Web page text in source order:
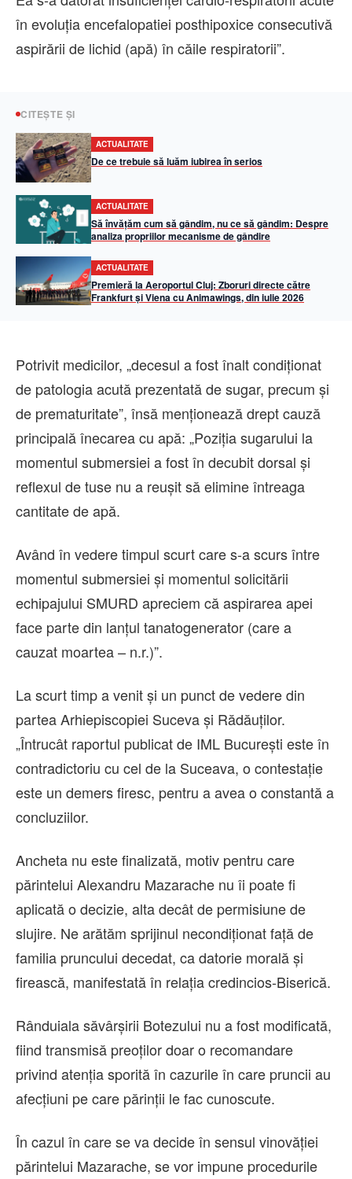
în evoluția encefalopatiei posthipoxice consecutivă
aspirării de lichid (apă) în căile respiratorii”.
CITEȘTE ȘI
ACTUALITATE
De ce trebuie să luăm iubirea în serios
ACTUALITATE
Să învățăm cum să gândim, nu ce să gândim: Despre
analiza propriilor mecanisme de gândire
ACTUALITATE
Premieră la Aeroportul Cluj: Zboruri directe către
Frankfurt și Viena cu Animawings, din iulie 2026
Potrivit medicilor, „decesul a fost înalt condiționat
de patologia acută prezentată de sugar, precum și
de prematuritate”, însă menționează drept cauză
principală înecarea cu apă: „Poziția sugarului la
momentul submersiei a fost în decubit dorsal și
reflexul de tuse nu a reușit să elimine întreaga
cantitate de apă.
Având în vedere timpul scurt care s-a scurs între
momentul submersiei și momentul solicitării
echipajului SMURD apreciem că aspirarea apei
face parte din lanțul tanatogenerator (care a
cauzat moartea – n.r.)”.
La scurt timp a venit și un punct de vedere din
partea Arhiepiscopiei Suceva și Rădăuților.
„Întrucât raportul publicat de IML București este în
contradictoriu cu cel de la Suceava, o contestație
este un demers firesc, pentru a avea o constantă a
concluziilor.
Ancheta nu este finalizată, motiv pentru care
părintelui Alexandru Mazarache nu îi poate fi
aplicată o decizie, alta decât de permisiune de
slujire. Ne arătăm sprijinul necondiționat față de
familia pruncului decedat, ca datorie morală și
firească, manifestată în relația credincios-Biserică.
Rânduiala săvârșirii Botezului nu a fost modificată,
fiind transmisă preoților doar o recomandare
privind atenția sporită în cazurile în care pruncii au
afecțiuni pe care părinții le fac cunoscute.
În cazul în care se va decide în sensul vinovăției
părintelui Mazarache, se vor impune procedurile